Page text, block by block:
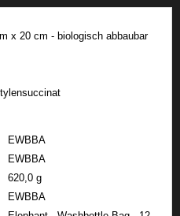
x 20 cm - biologisch abbaubar
EWBBA
EWBBA
620,0 g
EWBBA